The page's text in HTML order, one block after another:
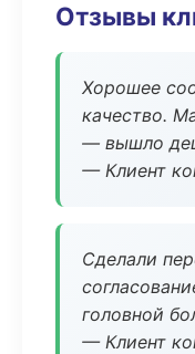
Отзывы
Хорошее
качество.
— вышло
— Клиент
Сделали
головной
— Клиент